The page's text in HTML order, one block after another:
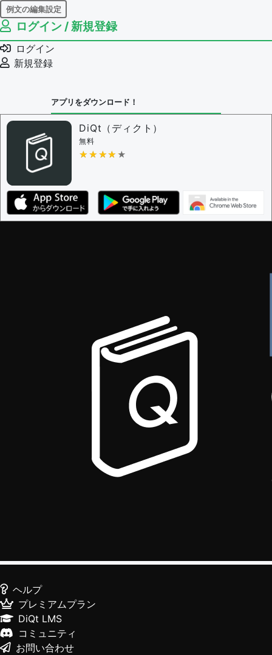
例文の編集設定
例文の編集権限を持つユーザー -
例文の削除を審査する
審査に対する投票権限を持つユーザー -
決定に必要な投票数 -
問題の編集権限を持つユーザー -すべてのユーザー
審査に対する投票権限を持つユーザー -
決定に必要な投票数 -
編集ガイドライン
ログイン / 新規登録
ログイン
新規登録
アプリをダウンロード！
DiQt（ディクト）
無料
★★★★★
★★★★★
ヘルプ
プレミアムプラン
DiQt LMS
コミュニティ
お問い合わせ